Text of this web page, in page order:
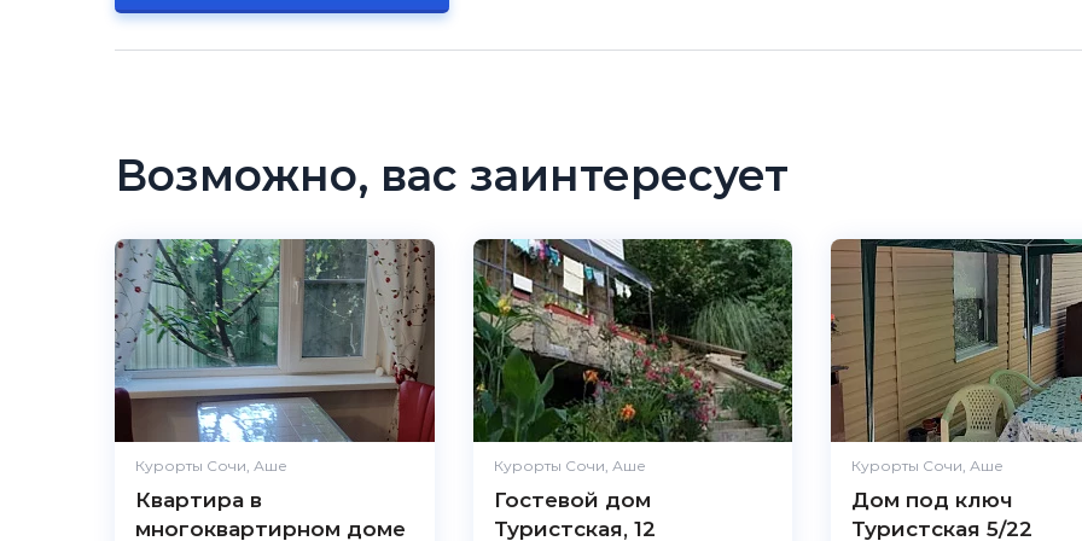
Возможно, вас заинтересует
Курорты Сочи, Аше
Квартира в
многоквартирном доме
Курорты Сочи, Аше
Гостевой дом
Туристская, 12
Курорты Сочи, Аше
Дом под ключ
Туристская 5/22